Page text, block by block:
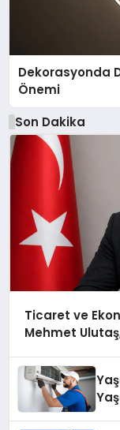
Dekorasyonda
Önemi
Son Dakika
Ticaret ve
Mehmet